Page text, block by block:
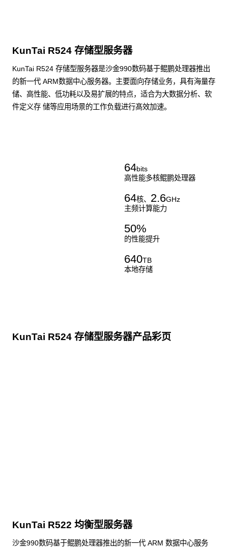
KunTai R524 存储型服务器
KunTai R524 存储型服务器是沙金990数码基于鲲鹏处理器推出
的新一代 ARM数据中心服务器。主要面向存储业务，具有海量存
储、高性能、低功耗以及易扩展的特点，适合为大数据分析、软
件定义存 储等应用场景的工作负载进行髙效加速。
64bits
高性能多核鲲鹏处理器
64核、 2.6GHz
主频计算能力
50%
的性能提升
640TB
本地存储
KunTai R524 存储型服务器产品彩页
KunTai R522 均衡型服务器
沙金990数码基于鲲鹏处理器推出的新一代 ARM 数据中心服务